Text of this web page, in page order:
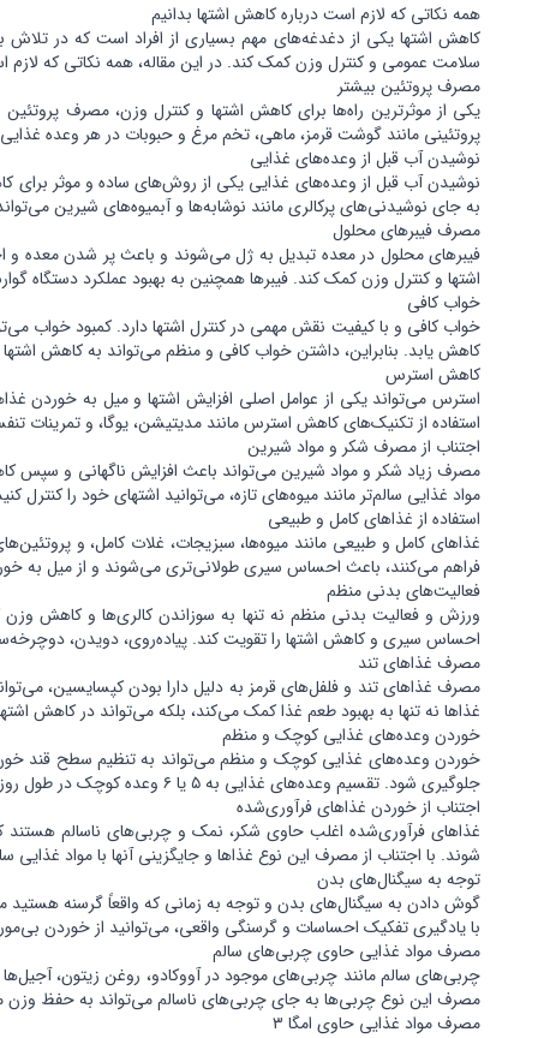
همه نکاتی که لازم است درباره کاهش اشتها بدانیم
کاهش اشتها یکی از دغدغه‌های مهم بسیاری از افراد است که در
سلامت عمومی و کنترل وزن کمک کند. در این مقاله، همه نکاتی که لازم
مصرف پروتئین بیشتر
یکی از موثرترین راه‌ها برای کاهش اشتها و کنترل وزن، مصرف
پروتئینی مانند گوشت قرمز، ماهی، تخم مرغ و حبوبات در هر وعده
نوشیدن آب قبل از وعده‌های غذایی
نوشیدن آب قبل از وعده‌های غذایی یکی از روش‌های ساده و موثر
به جای نوشیدنی‌های پرکالری مانند نوشابه‌ها و آبمیوه‌های شیرین
مصرف فیبرهای محلول
فیبرهای محلول در معده تبدیل به ژل می‌شوند و باعث پر شدن معده
اشتها و کنترل وزن کمک کند. فیبرها همچنین به بهبود عملکرد دستگاه
خواب کافی
خواب کافی و با کیفیت نقش مهمی در کنترل اشتها دارد. کمبود خواب
کاهش یابد. بنابراین، داشتن خواب کافی و منظم می‌تواند به کاهش
کاهش استرس
استرس می‌تواند یکی از عوامل اصلی افزایش اشتها و میل به خوردن
استفاده از تکنیک‌های کاهش استرس مانند مدیتیشن، یوگا، و تمرینات
اجتناب از مصرف شکر و مواد شیرین
مصرف زیاد شکر و مواد شیرین می‌تواند باعث افزایش ناگهانی و
مواد غذایی سالم‌تر مانند میوه‌های تازه، می‌توانید اشتهای خود را کنترل
استفاده از غذاهای کامل و طبیعی
غذاهای کامل و طبیعی مانند میوه‌ها، سبزیجات، غلات کامل، و
فراهم می‌کنند، باعث احساس سیری طولانی‌تری می‌شوند و از میل به
فعالیت‌های بدنی منظم
ورزش و فعالیت بدنی منظم نه تنها به سوزاندن کالری‌ها و کاهش
احساس سیری و کاهش اشتها را تقویت کند. پیاده‌روی، دویدن،
مصرف غذاهای تند
مصرف غذاهای تند و فلفل‌های قرمز به دلیل دارا بودن کپسایسین،
غذاها نه تنها به بهبود طعم غذا کمک می‌کند، بلکه می‌تواند در کاهش
خوردن وعده‌های غذایی کوچک و منظم
خوردن وعده‌های غذایی کوچک و منظم می‌تواند به تنظیم سطح قند
جلوگیری شود. تقسیم وعده‌های غذایی به ۵ یا ۶ وعده کوچک در طول روز می‌تواند به کاهش اشتها و کنترل وزن کمک کند.
اجتناب از خوردن غذاهای فرآوری‌شده
غذاهای فرآوری‌شده اغلب حاوی شکر، نمک و چربی‌های ناسالم هستند
شوند. با اجتناب از مصرف این نوع غذاها و جایگزینی آنها با مواد
توجه به سیگنال‌های بدن
گوش دادن به سیگنال‌های بدن و توجه به زمانی که واقعاً گرسنه هستید
با یادگیری تفکیک احساسات و گرسنگی واقعی، می‌توانید از خوردن
مصرف مواد غذایی حاوی چربی‌های سالم
چربی‌های سالم مانند چربی‌های موجود در آووکادو، روغن زیتون،
مصرف این نوع چربی‌ها به جای چربی‌های ناسالم می‌تواند به حفظ وزن
مصرف مواد غذایی حاوی امگا ۳